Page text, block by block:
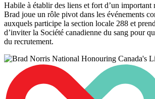
Habile à établir des liens et fort d’un important
Brad joue un rôle pivot dans les événements
auxquels participe la section locale 288 et
d’inviter la Société canadienne du sang pour
du recrutement.